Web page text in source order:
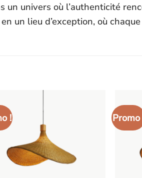
univers où l’authenticité
un lieu d’exception, où
! Promo